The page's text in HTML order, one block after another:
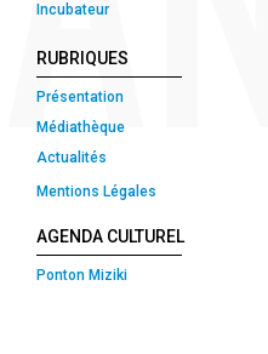
Incubateur
RUBRIQUES
Présentation
Médiathèque
Actualités
Mentions Légales
AGENDA CULTUREL
Ponton Miziki